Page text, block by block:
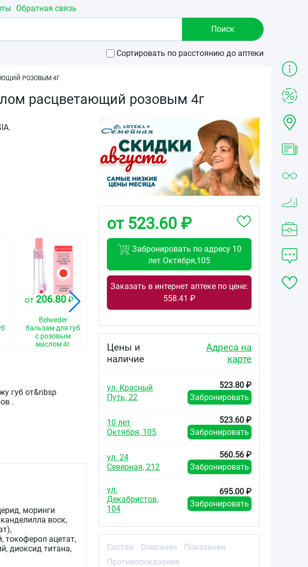
Обратная связь
Сортировать по расстоянию до аптеки
РОЗОВЫМ 4Г
расцветающий розовым 4г
от 206.80 ₽
Belweder
бальзам для губ
с розовым
маслом 4г
бальзам для губ
с розовым
маслом
перламутр 4г
от523.80
бальзам для губ
с фитостеролом
расцветающий
розовым 4г
губ от&nbsp
.
моринги
воск,
токоферол ацетат,
диоксид титана,
от 523.60 ₽
Забронировать по адресу 10
лет Октября,105
Заказать в интернет аптеке по цене:
558.41 ₽
Цены и
наличие
Адреса на
карте
ул. Красный
Путь, 22
523.80 ₽
Забронировать
10 лет
Октября, 105
523.60 ₽
Забронировать
ул. 24
Северная, 212
560.56 ₽
Забронировать
ул.
Декабристов,
104
695.00 ₽
Забронировать
Состав Описание
Показания
Противопоказания